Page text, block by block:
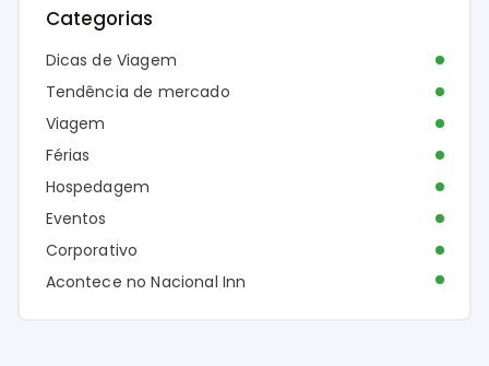
Categorias
Dicas de Viagem
Tendência de mercado
Viagem
Férias
Hospedagem
Eventos
Corporativo
Acontece no Nacional Inn